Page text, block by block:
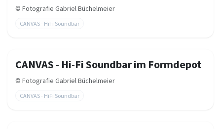
© Fotografie Gabriel Büchelmeier
CANVAS - HiFi Soundbar
CANVAS - Hi-Fi Soundbar im Formdepot
© Fotografie Gabriel Büchelmeier
CANVAS - HiFi Soundbar